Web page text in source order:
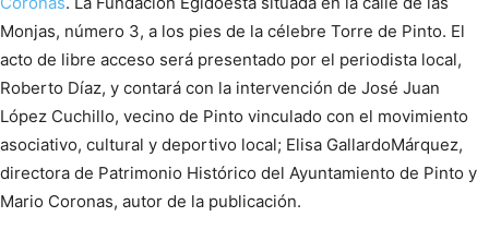
Monjas, número 3, a los pies de la célebre Torre de Pinto. El
acto de libre acceso será presentado por el periodista local,
Roberto Díaz, y contará con la intervención de José Juan
López Cuchillo, vecino de Pinto vinculado con el movimiento
asociativo, cultural y deportivo local; Elisa GallardoMárquez,
directora de Patrimonio Histórico del Ayuntamiento de Pinto y
Mario Coronas, autor de la publicación.